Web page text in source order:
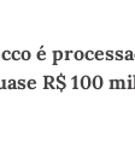
é
R$ 100